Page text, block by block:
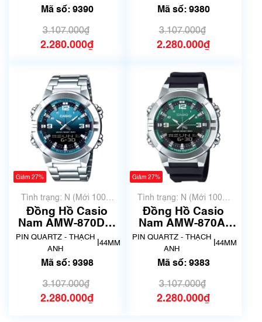
Mã số: 9390
3.107.000₫
2.280.000₫
Mã số: 9380
3.107.000₫
2.280.000₫
Giảm 27%
Tình trạng: N (Mới 100%
chưa qua sử dụng)
Đồng Hồ Casio
Nam AMW-870DA-
2A2VDF | New | Mã
số 9398
PIN QUARTZ - THẠCH
ANH
44MM
Mã số: 9398
3.107.000₫
2.280.000₫
Giảm 27%
Tình trạng: N (Mới 100%
chưa qua sử dụng)
Đồng Hồ Casio
Nam AMW-870A-
3AVDF | New | Mã
số 9383
PIN QUARTZ - THẠCH
ANH
44MM
Mã số: 9383
3.107.000₫
2.280.000₫